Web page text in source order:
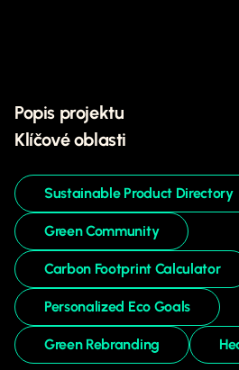
Popis projektu
Klíčové oblasti
Sustainable Product Directory
Green Community
Carbon Footprint Calculator
Personalized Eco Goals
Green Rebranding